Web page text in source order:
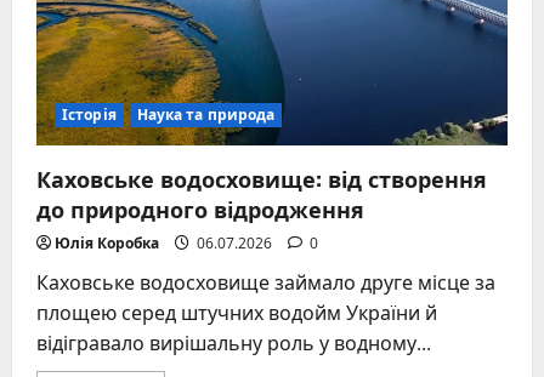
дипломатичних
проривів
Історія Наука та природа
Каховське водосховище: від створення
до природного відродження
Юлія Коробка 06.07.2026 0
Каховське водосховище займало друге місце за
площею серед штучних водойм України й
відігравало вирішальну роль у водному...